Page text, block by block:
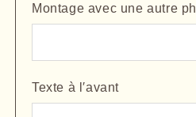
Montage avec une autre
Texte à l′avant